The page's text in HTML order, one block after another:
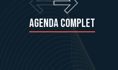
Agenda complet